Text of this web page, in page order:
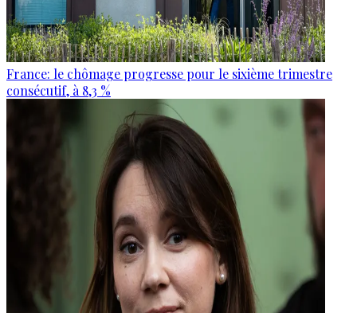
France: le chômage progresse pour le sixième trimestre
consécutif, à 8,3 %